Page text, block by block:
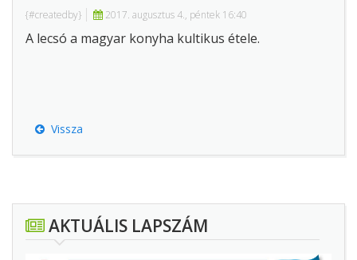
{#createdby} 2017. augusztus 4., péntek 16:40
A lecsó a magyar konyha kultikus étele.
Vissza
AKTUÁLIS LAPSZÁM